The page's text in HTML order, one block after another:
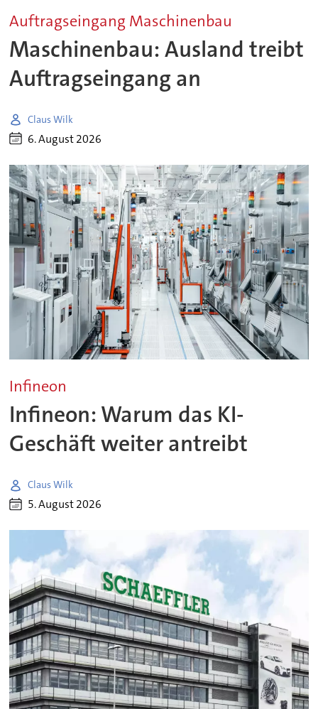
Auftragseingang Maschinenbau
Maschinenbau: Ausland treibt
Auftragseingang an
Claus Wilk
6. August 2026
Infineon
Infineon: Warum das KI-
Geschäft weiter antreibt
Claus Wilk
5. August 2026